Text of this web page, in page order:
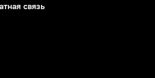
связь